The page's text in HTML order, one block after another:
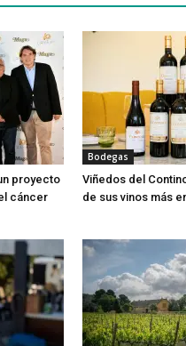
proyecto
cáncer
Bodegas
Viñedos del
de sus vinos más